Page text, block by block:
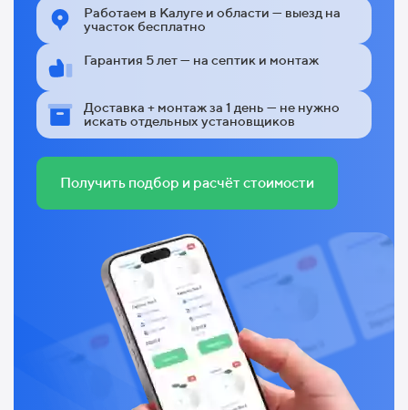
Работаем в Калуге и области — выезд на
участок бесплатно
Гарантия 5 лет — на септик и монтаж
Доставка + монтаж за 1 день — не нужно
искать отдельных установщиков
Получить подбор и расчёт стоимости